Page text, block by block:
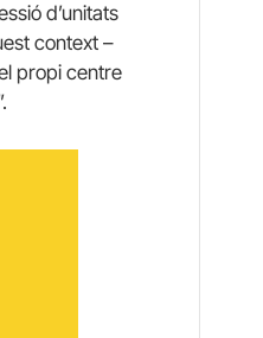
d’unitats
context –
propi centre